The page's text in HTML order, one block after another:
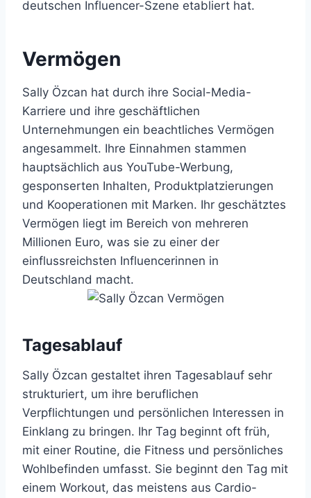
deutschen Influencer-Szene etabliert hat.
Vermögen
Sally Özcan hat durch ihre Social-Media-
Karriere und ihre geschäftlichen
Unternehmungen ein beachtliches Vermögen
angesammelt. Ihre Einnahmen stammen
hauptsächlich aus YouTube-Werbung,
gesponserten Inhalten, Produktplatzierungen
und Kooperationen mit Marken. Ihr geschätztes
Vermögen liegt im Bereich von mehreren
Millionen Euro, was sie zu einer der
einflussreichsten Influencerinnen in
Deutschland macht.
Tagesablauf
Sally Özcan gestaltet ihren Tagesablauf sehr
strukturiert, um ihre beruflichen
Verpflichtungen und persönlichen Interessen in
Einklang zu bringen. Ihr Tag beginnt oft früh,
mit einer Routine, die Fitness und persönliches
Wohlbefinden umfasst. Sie beginnt den Tag mit
einem Workout, das meistens aus Cardio-